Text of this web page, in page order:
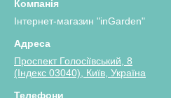
Інтернет-магазин "inGarden"
Проспект Голосіївський, 8
(Індекс 03040), Київ, Україна